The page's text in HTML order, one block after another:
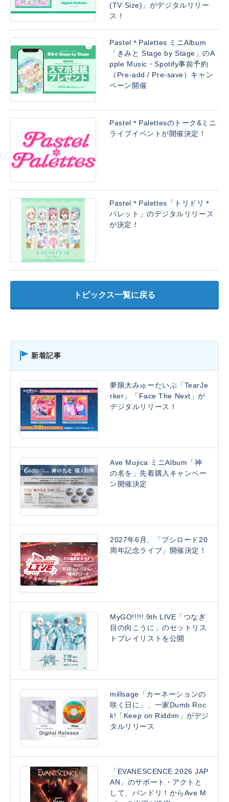
(TV Size)」がデジタルリリー
ス！
Pastel＊Palettes ミニAlbum
「きみと Stage by Stage」のA
pple Music・Spotify事前予約
（Pre-add / Pre-save）キャン
ペーン開催
Pastel＊Palettesのトーク&ミニ
ライブイベントが開催決定！
Pastel＊Palettes「トリドリ＊
パレット」のデジタルリリース
が決定！
トピックス一覧に戻る
新着記事
夢限大みゅーたいぷ「TearJe
rker」「Face The Next」が
デジタルリリース！
Ave Mujica ミニAlbum「神
の名を」先着購入キャンペー
ン開催決定
2027年6月、「ブシロード20
周年記念ライブ」開催決定！
MyGO!!!!! 9th LIVE「つなぎ
目の向こうに」のセットリス
トプレイリストを公開
millsage「カーネーションの
咲く日に」、一家Dumb Roc
k!「Keep on Riddim」がデジ
タルリリース
「EVANESCENCE 2026 JAP
AN」のサポート・アクトと
して、バンドリ！からAve M